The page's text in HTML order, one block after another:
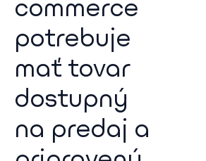
commerce
potrebuje
mať tovar
dostupný
na predaj a